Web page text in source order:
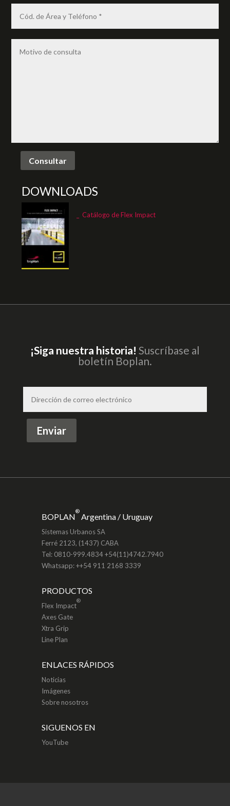
DOWNLOADS
_ Catálogo de Flex Impact
¡Siga nuestra historia! Suscríbase al
boletín Boplan.
Enviar
BOPLAN
®
Argentina / Uruguay
Sistemas Urbanos SA
Ferré 2123, (1437) CABA
Tel: 0810-999.4834 +54(11)4742.7940
Whatsapp: ++54 911 2168 3339
PRODUCTOS
Flex Impact
®
Axes Gate
Xtra Grip
Line Plan
ENLACES RÁPIDOS
Noticias
Imágenes
Sobre nosotros
SIGUENOS EN
YouTube